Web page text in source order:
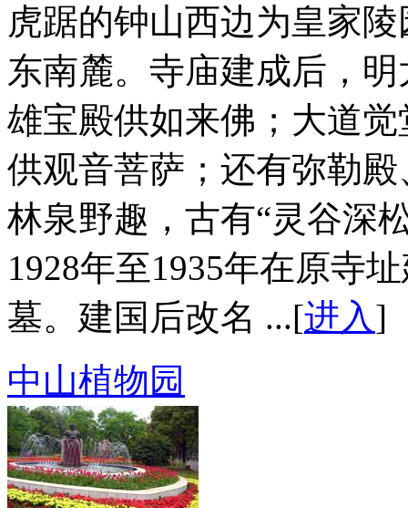
虎踞的钟山西边为皇家
东南麓。寺庙建成后，
雄宝殿供如来佛；大道
供观音菩萨；还有弥勒
林泉野趣，古有“灵谷深
1928年至1935年在原寺
墓。建国后改名 ...[进入]
中山植物园